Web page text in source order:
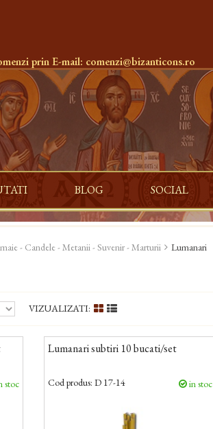
prin E-mail: comenzi@bizanticons.ro
BLOG SOCIAL
- Candele - Metanii - Suvenir - Marturii Lumanari
VIZUALIZATI:
stoc
Lumanari subtiri 10 bucati/set
Cod produs: D 17-14 in stoc